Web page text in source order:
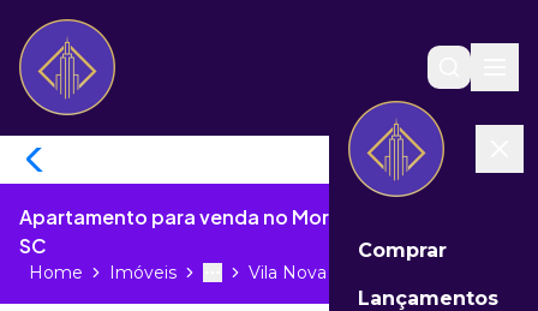
Comprar
Lançamentos
Apartamento para venda no Morretes de Itapema -
SC
Home Imóveis More
Toggle menu
Vila Nova de Gaia Andar Baixo...